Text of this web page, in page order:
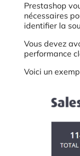
Prestashop
nécessaires
identifier la
Vous devez
performance
Voici un